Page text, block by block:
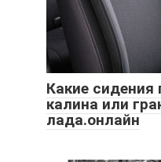
Какие сидения
калина или
лада.онлайн